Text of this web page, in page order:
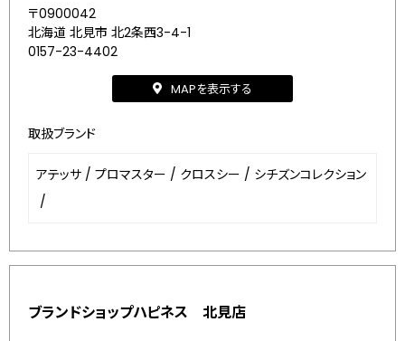
〒0900042
北海道 北見市 北2条西3-4-1
0157-23-4402
MAPを表示する
取扱ブランド
アテッサ / プロマスター / クロスシー / シチズンコレクション
/
ブランドショップハピネス 北見店